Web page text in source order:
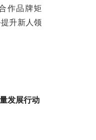
作品牌矩
升新人领
发展行动